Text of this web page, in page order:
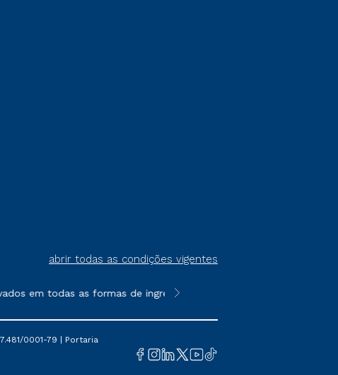
abrir todas as condições vigentes
todas as formas de ingresso, exceto na prova on-line ou
**Semipresencial é um formato do
0001-79 | Portaria